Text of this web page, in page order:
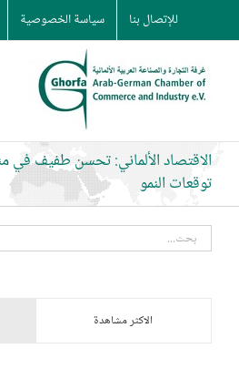
to
content
للإتصال بنا سياسة الخصوصية
الاقتصاد الألماني: تحسن طفيف في
توقعات النمو
البحث
الاكثر مشاهدة